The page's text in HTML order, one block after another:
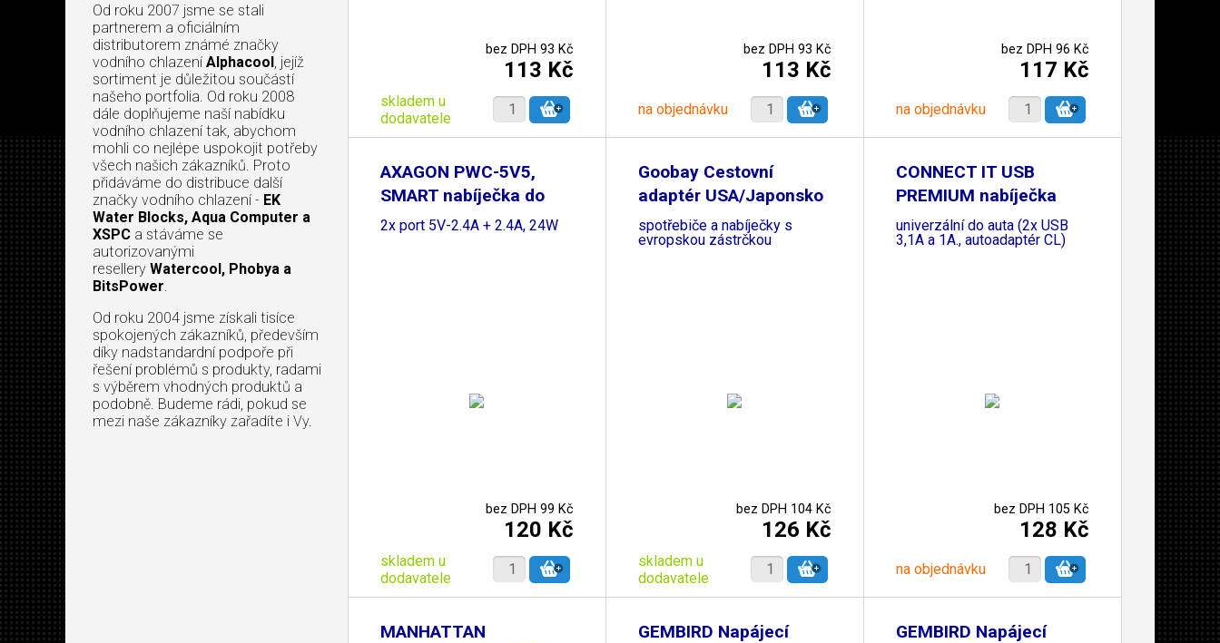
Od roku 2007 jsme se stali
partnerem a oficiálním
distributorem známé značky
vodního chlazení Alphacool, jejíž
sortiment je důležitou součástí
našeho portfolia. Od roku 2008
dále doplňujeme naší nabídku
vodního chlazení tak, abychom
mohli co nejlépe uspokojit potřeby
všech našich zákazníků. Proto
přidáváme do distribuce další
značky vodního chlazení - EK
Water Blocks, Aqua Computer a
XSPC a stáváme se
autorizovanými
resellery Watercool, Phobya a
BitsPower.
Od roku 2004 jsme získali tisíce
spokojených zákazníků, především
díky nadstandardní podpoře při
řešení problémů s produkty, radami
s výběrem vhodných produktů a
podobně. Budeme rádi, pokud se
mezi naše zákazníky zařadíte i Vy.
bez DPH 93 Kč
113 Kč
skladem u
dodavatele
bez DPH 93 Kč
113 Kč
na objednávku
bez DPH 96 Kč
117 Kč
na objednávku
AXAGON PWC-5V5,
SMART nabíječka do
auta,
2x port 5V-2.4A + 2.4A, 24W
bez DPH 99 Kč
120 Kč
skladem u
dodavatele
Goobay Cestovní
adaptér USA/Japonsko
pro
spotřebiče a nabíječky s
evropskou zástrčkou
bez DPH 104 Kč
126 Kč
skladem u
dodavatele
CONNECT IT USB
PREMIUM nabíječka
univerzální do auta (2x USB
3,1A a 1A., autoadaptér CL)
bez DPH 105 Kč
128 Kč
na objednávku
MANHATTAN
GEMBIRD Napájecí
GEMBIRD Napájecí